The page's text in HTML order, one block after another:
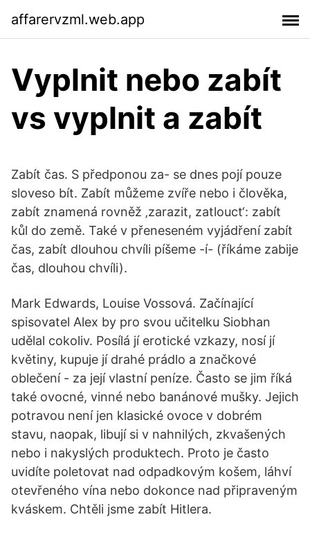
affarervzml.web.app
Vyplnit nebo zabít
vs vyplnit a zabít
Zabít čas. S předponou za- se dnes pojí pouze
sloveso bít. Zabít můžeme zvíře nebo i člověka,
zabít znamená rovněž ‚zarazit, zatlouct‘: zabít
kůl do země. Také v přeneseném vyjádření zabít
čas, zabít dlouhou chvíli píšeme -í- (říkáme zabije
čas, dlouhou chvíli).
Mark Edwards, Louise Vossová. Začínající
spisovatel Alex by pro svou učitelku Siobhan
udělal cokoliv. Posílá jí erotické vzkazy, nosí jí
květiny, kupuje jí drahé prádlo a značkové
oblečení - za její vlastní peníze. Často se jim říká
také ovocné, vinné nebo banánové mušky. Jejich
potravou není jen klasické ovoce v dobrém
stavu, naopak, libují si v nahnilých, zkvašených
nebo i nakyslých produktech. Proto je často
uvidíte poletovat nad odpadkovým košem, láhví
otevřeného vína nebo dokonce nad připraveným
kváskem. Chtěli jsme zabít Hitlera.